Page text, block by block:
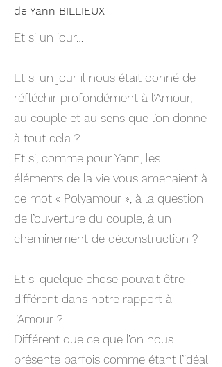
de Yann BILLIEUX
Et si un jour…
Et si un jour il nous était donné de
réfléchir profondément à l’Amour,
au couple et au sens que l’on donne
à tout cela ?
Et si, comme pour Yann, les
éléments de la vie vous amenaient à
ce mot « Polyamour », à la question
de l’ouverture du couple, à un
cheminement de déconstruction ?
Et si quelque chose pouvait être
différent dans notre rapport à
l’Amour ?
Différent que ce que l’on nous
présente parfois comme étant l’idéal